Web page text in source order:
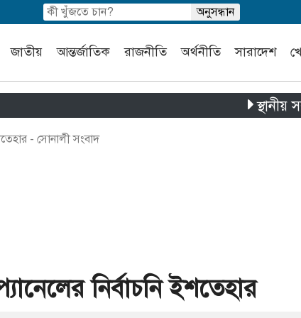
জাতীয় আন্তর্জাতিক রাজনীতি অর্থনীতি সারাদেশ
স্থানীয় সরকার
- সোনালী সংবাদ
নির্বাচনি ইশতেহার